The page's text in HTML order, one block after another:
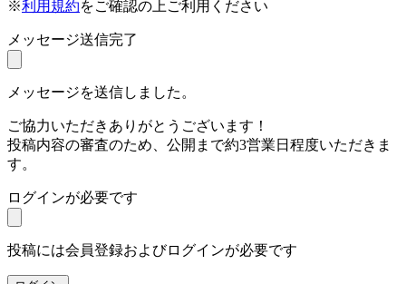
※利用規約をご確認の上ご利用ください
メッセージ送信完了
メッセージを送信しました。
ご協力いただきありがとうございます！
投稿内容の審査のため、公開まで約3営業日程度いただきま
す。
ログインが必要です
投稿には会員登録およびログインが必要です